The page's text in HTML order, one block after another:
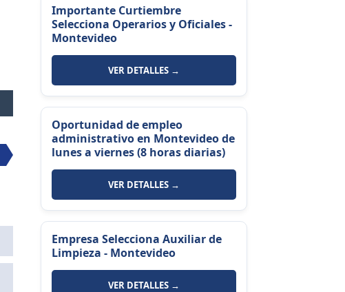
Importante Curtiembre
Selecciona Operarios y Oficiales -
Montevideo
VER DETALLES →
Oportunidad de empleo
administrativo en Montevideo de
lunes a viernes (8 horas diarias)
VER DETALLES →
Empresa Selecciona Auxiliar de
Limpieza - Montevideo
VER DETALLES →